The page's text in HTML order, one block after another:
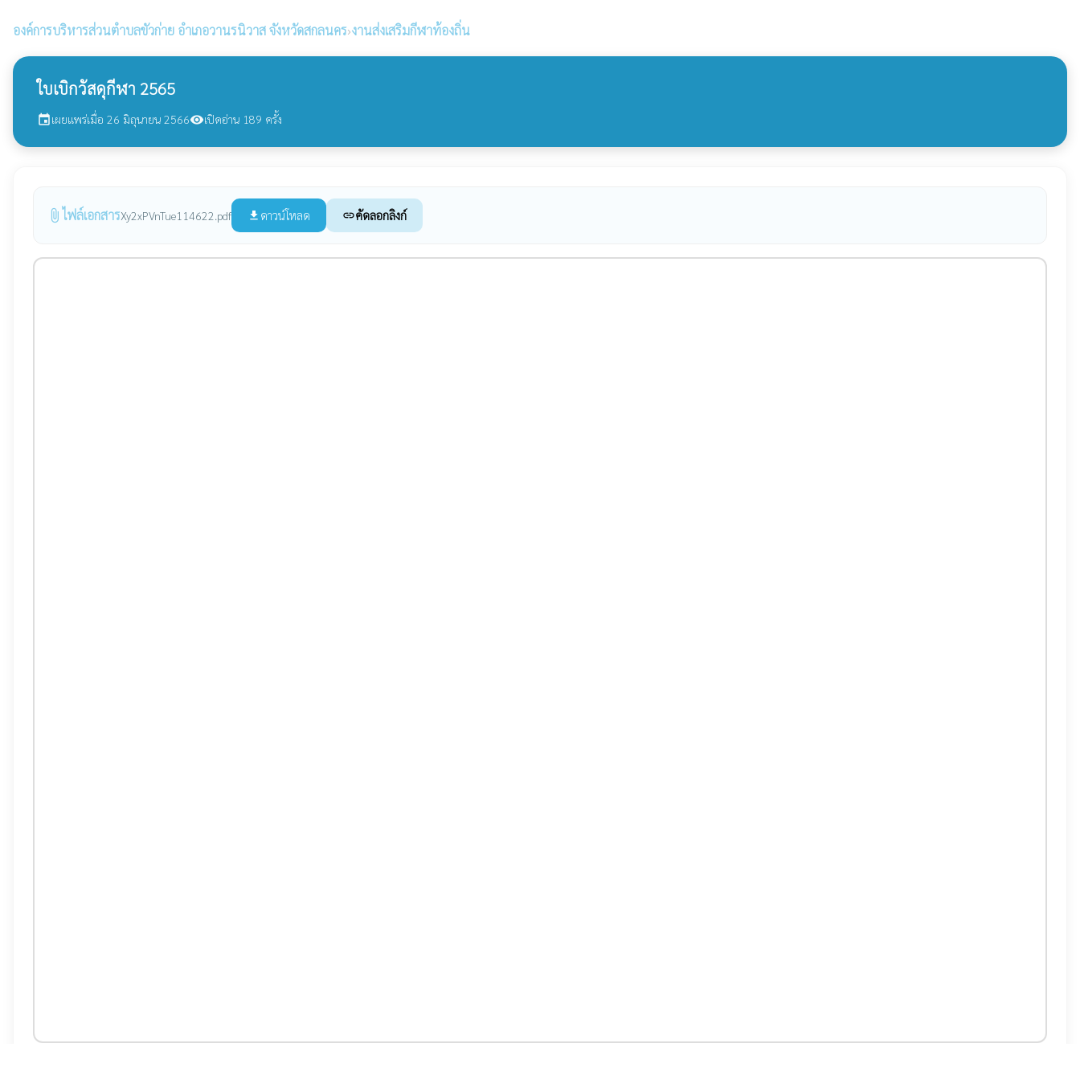
องค์การบริหารส่วนตำบลขัวก่าย อำเภอวานรนิวาส จังหวัดสกลนคร›งานส่งเสริมกีฬาท้องถิ่น
ใบเบิกวัสดุกีฬา 2565
eventเผยแพร่เมื่อ 26 มิถุนายน 2566visibilityเปิดอ่าน 189 ครั้ง
attach_file ไฟล์เอกสารXy2xPVnTue114622.pdf file_download ดาวน์โหลด linkคัดลอกลิงก์